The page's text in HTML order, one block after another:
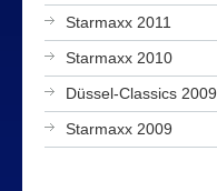
Starmaxx 2011
Starmaxx 2010
Düssel-Classics 2009
Starmaxx 2009